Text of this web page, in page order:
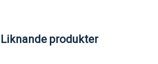
Liknande produkter